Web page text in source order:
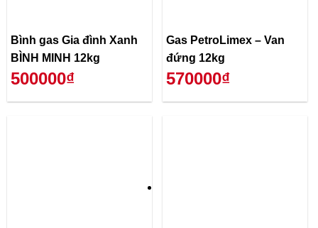
Bình gas Gia đình Xanh
BÌNH MINH 12kg
500000₫
Gas PetroLimex – Van
đứng 12kg
570000₫